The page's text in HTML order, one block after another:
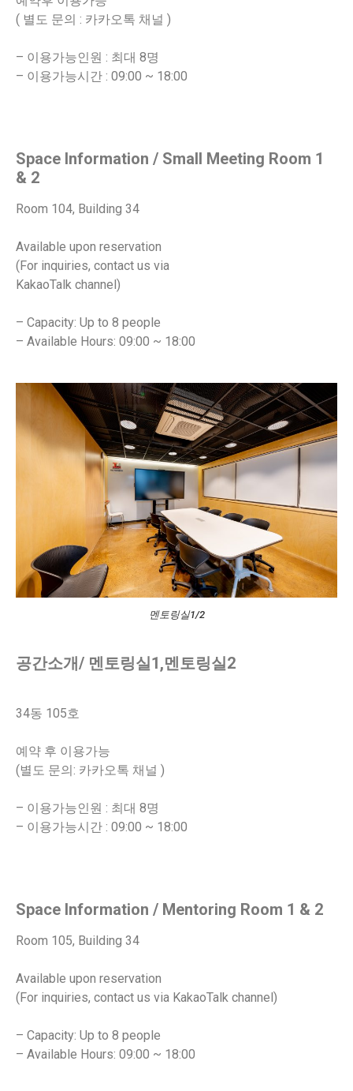
( 별도 문의 : 카카오톡 채널 )
– 이용가능인원 : 최대 8명
– 이용가능시간 : 09:00 ~ 18:00
Space Information / Small Meeting Room 1
& 2
Room 104, Building 34
Available upon reservation
(For inquiries, contact us via
KakaoTalk channel)
– Capacity: Up to 8 people
– Available Hours: 09:00 ~ 18:00
멘토링실1/2
공간소개/ 멘토링실1,멘토링실2
34동 105호
예약 후 이용가능
(별도 문의: 카카오톡 채널 )
– 이용가능인원 : 최대 8명
– 이용가능시간 : 09:00 ~ 18:00
Space Information / Mentoring Room 1 & 2
Room 105, Building 34
Available upon reservation
(For inquiries, contact us via KakaoTalk channel)
– Capacity: Up to 8 people
– Available Hours: 09:00 ~ 18:00